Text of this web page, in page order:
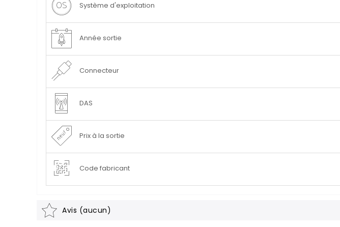
Système d'exploitation
Année sortie
Connecteur
DAS
Prix à la sortie
Code fabricant
Avis (aucun)